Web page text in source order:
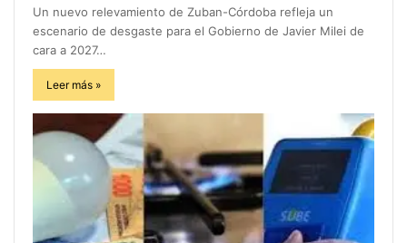
Un nuevo relevamiento de Zuban-Córdoba refleja un
escenario de desgaste para el Gobierno de Javier Milei de
cara a 2027…
Leer más »